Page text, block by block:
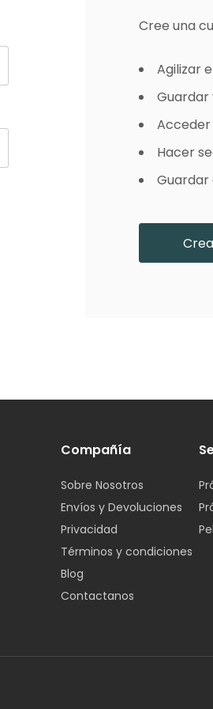
Envíos Y Devoluciones
Cree una
Agilizar
Guardar
Acceder
Hacer
Guardar
Compañía
Sobre Nosotros
Envíos y Devoluciones
Privacidad
Términos y condiciones
Blog
Contactanos